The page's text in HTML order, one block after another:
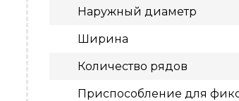
Наружный диаметр
Ширина
Количество рядов
Приспособление для